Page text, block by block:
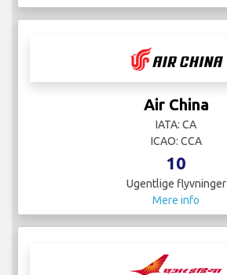
Air China
IATA: CA
ICAO: CCA
10
Ugentlige flyvninger
Mere info